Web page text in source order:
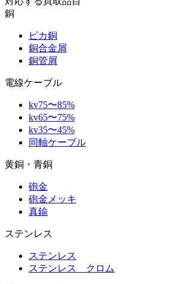
銅
ピカ銅
銅合金屑
銅管屑
電線ケーブル
kv75〜85%
kv65〜75%
kv35〜45%
同軸ケーブル
黄銅・青銅
砲金
砲金メッキ
真鍮
ステンレス
ステンレス
ステンレス クロム